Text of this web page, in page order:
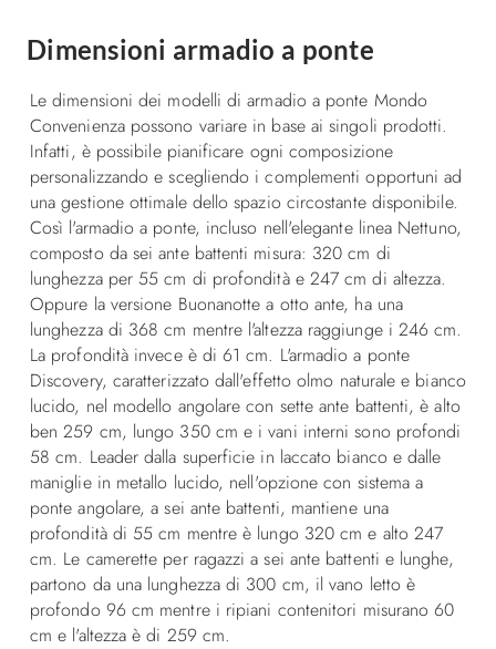
Dimensioni armadio a ponte
Le dimensioni dei modelli di armadio a ponte Mondo
Convenienza possono variare in base ai singoli prodotti.
Infatti, è possibile pianificare ogni composizione
personalizzando e scegliendo i complementi opportuni ad
una gestione ottimale dello spazio circostante disponibile.
Così l'armadio a ponte, incluso nell'elegante linea Nettuno,
composto da sei ante battenti misura: 320 cm di
lunghezza per 55 cm di profondità e 247 cm di altezza.
Oppure la versione Buonanotte a otto ante, ha una
lunghezza di 368 cm mentre l'altezza raggiunge i 246 cm.
La profondità invece è di 61 cm. L'armadio a ponte
Discovery, caratterizzato dall'effetto olmo naturale e bianco
lucido, nel modello angolare con sette ante battenti, è alto
ben 259 cm, lungo 350 cm e i vani interni sono profondi
58 cm. Leader dalla superficie in laccato bianco e dalle
maniglie in metallo lucido, nell'opzione con sistema a
ponte angolare, a sei ante battenti, mantiene una
profondità di 55 cm mentre è lungo 320 cm e alto 247
cm. Le camerette per ragazzi a sei ante battenti e lunghe,
partono da una lunghezza di 300 cm, il vano letto è
profondo 96 cm mentre i ripiani contenitori misurano 60
cm e l'altezza è di 259 cm.